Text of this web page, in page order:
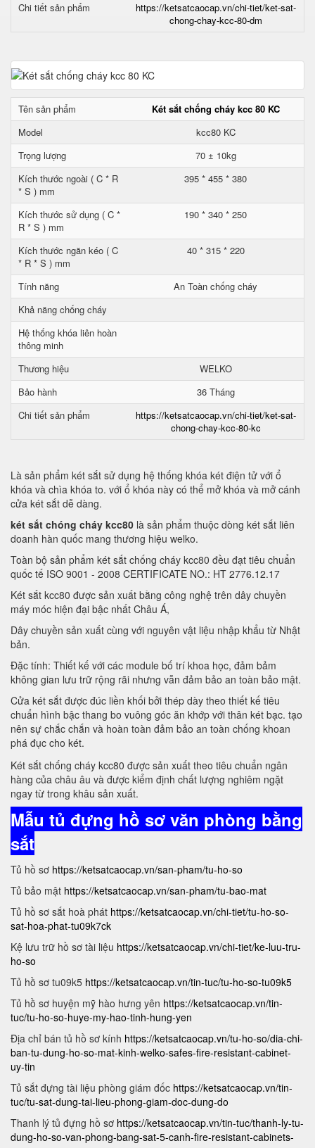
Chi tiết sản phẩm
https://ketsatcaocap.vn/chi-tiet/ket-sat-
chong-chay-kcc-80-dm
Tên sản phẩm
Két sắt chống cháy kcc 80 KC
Model
kcc80 KC
Trọng lượng
70 ± 10kg
Kích thước ngoài ( C * R
* S ) mm
395 * 455 * 380
Kích thước sử dụng ( C *
R * S ) mm
190 * 340 * 250
Kích thước ngăn kéo ( C
* R * S ) mm
40 * 315 * 220
Tính năng
An Toàn chống cháy
Khả năng chống cháy
Hệ thống khóa liên hoàn
thông minh
Thương hiệu
WELKO
Bảo hành
36 Tháng
Chi tiết sản phẩm
https://ketsatcaocap.vn/chi-tiet/ket-sat-
chong-chay-kcc-80-kc
Là sản phẩm két sắt sử dụng hệ thống khóa két điện tử với ổ
khóa và chìa khóa to. với ổ khóa này có thể mở khóa và mở cánh
cửa két sắt dễ dàng.
két sắt chóng cháy kcc80 là sản phẩm thuộc dòng két sắt liên
doanh hàn quốc mang thương hiệu welko.
Toàn bộ sản phẩm két sắt chống cháy kcc80 đều đạt tiêu chuẩn
quốc tế ISO 9001 - 2008 CERTIFICATE NO.: HT 2776.12.17
Két sắt kcc80 được sản xuất bằng công nghệ trên dây chuyền
máy móc hiện đại bậc nhất Châu Á,
Dây chuyền sản xuất cùng với nguyên vật liệu nhập khẩu từ Nhật
bản.
Đặc tính: Thiết kế với các module bố trí khoa học, đảm bảm
không gian lưu trữ rộng rãi nhưng vẫn đảm bảo an toàn bảo mật.
Cửa két sắt được đúc liền khối bởi thép dày theo thiết kế tiêu
chuẩn hình bậc thang bo vuông góc ăn khớp với thân két bạc. tạo
nên sự chắc chắn và hoàn toàn đảm bảo an toàn chống khoan
phá đục cho két.
Két sắt chống cháy kcc80 được sản xuất theo tiêu chuẩn ngân
hàng của châu âu và được kiểm định chất lượng nghiêm ngặt
ngay từ trong khâu sản xuất.
Mẫu tủ đựng hồ sơ văn phòng bằng
sắt
Tủ hồ sơ https://ketsatcaocap.vn/san-pham/tu-ho-so
Tủ bảo mật https://ketsatcaocap.vn/san-pham/tu-bao-mat
Tủ hồ sơ sắt hoà phát https://ketsatcaocap.vn/chi-tiet/tu-ho-so-
sat-hoa-phat-tu09k7ck
Kệ lưu trữ hồ sơ tài liệu https://ketsatcaocap.vn/chi-tiet/ke-luu-tru-
ho-so
Tủ hồ sơ tu09k5 https://ketsatcaocap.vn/tin-tuc/tu-ho-so-tu09k5
Tủ hồ sơ huyện mỹ hào hưng yên https://ketsatcaocap.vn/tin-
tuc/tu-ho-so-huye-my-hao-tinh-hung-yen
Địa chỉ bán tủ hồ sơ kính https://ketsatcaocap.vn/tu-ho-so/dia-chi-
ban-tu-dung-ho-so-mat-kinh-welko-safes-fire-resistant-cabinet-
uy-tin
Tủ sắt đựng tài liệu phòng giám đốc https://ketsatcaocap.vn/tin-
tuc/tu-sat-dung-tai-lieu-phong-giam-doc-dung-do
Thanh lý tủ đựng hồ sơ https://ketsatcaocap.vn/tin-tuc/thanh-ly-tu-
dung-ho-so-van-phong-bang-sat-5-canh-fire-resistant-cabinets-